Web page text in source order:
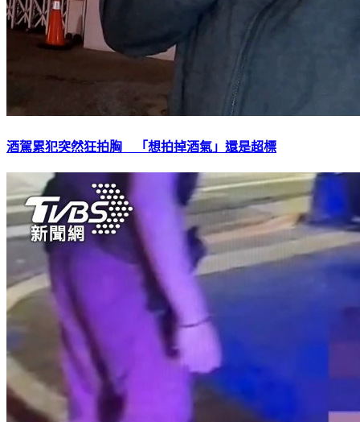
酒駕累犯突然狂拍胸 「想拍掉酒氣」還是超標